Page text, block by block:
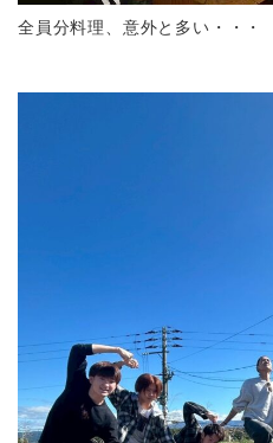
全員分料理、意外と多い・・・